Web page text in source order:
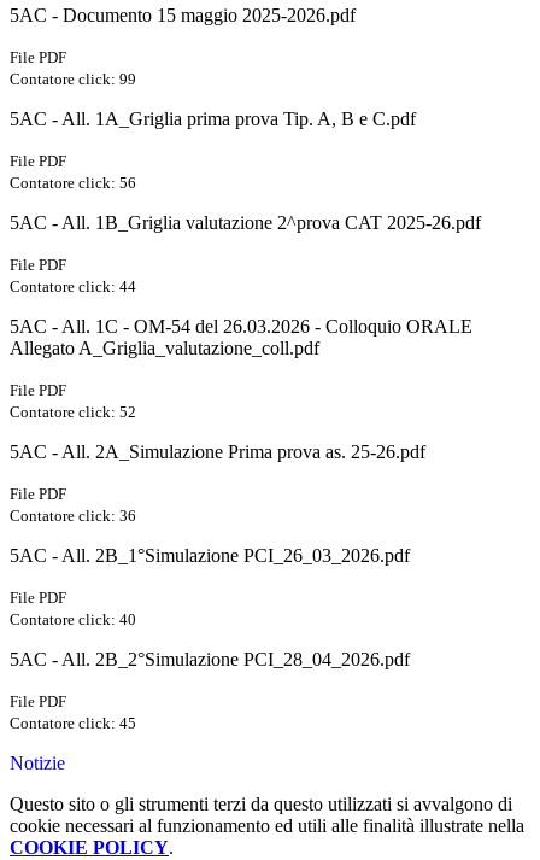
5AC - Documento 15 maggio 2025-2026.pdf
File PDF
Contatore click: 99
5AC - All. 1A_Griglia prima prova Tip. A, B e C.pdf
File PDF
Contatore click: 56
5AC - All. 1B_Griglia valutazione 2^prova CAT 2025-26.pdf
File PDF
Contatore click: 44
5AC - All. 1C - OM-54 del 26.03.2026 - Colloquio ORALE
Allegato A_Griglia_valutazione_coll.pdf
File PDF
Contatore click: 52
5AC - All. 2A_Simulazione Prima prova as. 25-26.pdf
File PDF
Contatore click: 36
5AC - All. 2B_1°Simulazione PCI_26_03_2026.pdf
File PDF
Contatore click: 40
5AC - All. 2B_2°Simulazione PCI_28_04_2026.pdf
File PDF
Contatore click: 45
Notizie
Questo sito o gli strumenti terzi da questo utilizzati si avvalgono di
cookie necessari al funzionamento ed utili alle finalità illustrate nella
COOKIE POLICY.